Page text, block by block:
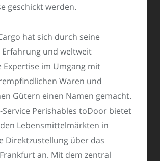
geschickt werden.
hat sich durch seine
Erfahrung und weltweit
Expertise im Umgang mit
Waren und
Gütern einen Namen gemacht.
Service Perishables toDoor bietet
Lebensmittelmärkten in
Direktzustellung über das
an. Mit dem zentral